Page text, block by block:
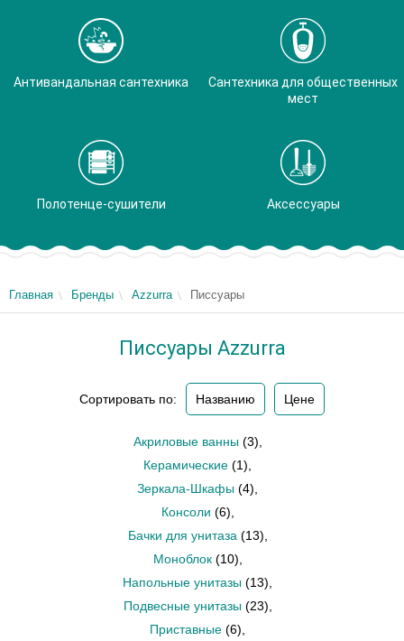
Антивандальная сантехника
Сантехника для общественных
мест
Полотенце-сушители Аксессуары
Главная Бренды Azzurra Писсуары
Писсуары Azzurra
Сортировать по: Названию Цене
Акриловые ванны (3)
Керамические (1)
Зеркала-Шкафы (4)
Консоли (6)
Бачки для унитаза (13)
Моноблок (10)
Напольные унитазы (13)
Подвесные унитазы (23)
Приставные (6)